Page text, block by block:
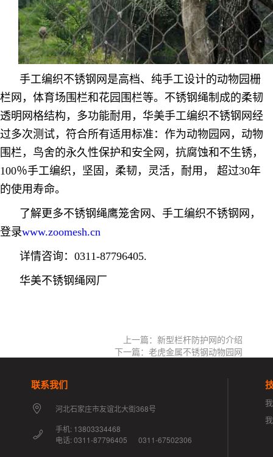
手工编织不锈钢网是高档、纯手工设计的动物园栅
栏网，体育场围栏和花园围栏等。不锈钢绳制成的柔韧
透明网格结构，多功能耐用，华美手工编织不锈钢网经
过多次测试，符合所有适用标准：作为动物园网，动物
围栏，鸟舍的永久性保护和安全网，抗腐蚀和不生锈，
100％手工编织，坚固，柔韧，灵活，耐用， 超过30年
的使用寿命。
了解更多不锈钢绳鹰笼舍网、手工编织不锈钢网，
登录www.zoomesh.cn
详情咨询：0311-87796405.
华美不锈钢绳网厂
上一篇：新型栏杆防护网的介绍
下一篇：老虎金属不锈钢动物园网
联系我们
河北石家庄市友谊北大街368号
手机: 13803334468
电话: 0311-87796405 0311-67502306